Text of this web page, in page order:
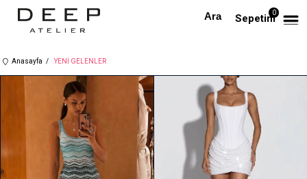
Sepetim0
Anasayfa YENİ GELENLER